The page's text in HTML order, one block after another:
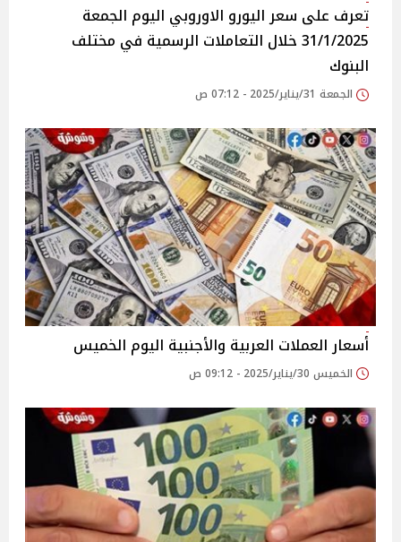
تعرف على سعر اليورو الاوروبي اليوم الجمعة
31/1/2025 خلال التعاملات الرسمية في مختلف
البنوك
الجمعة 31/يناير/2025 - 07:12 ص
أسعار العملات العربية والأجنبية اليوم الخميس
الخميس 30/يناير/2025 - 09:12 ص